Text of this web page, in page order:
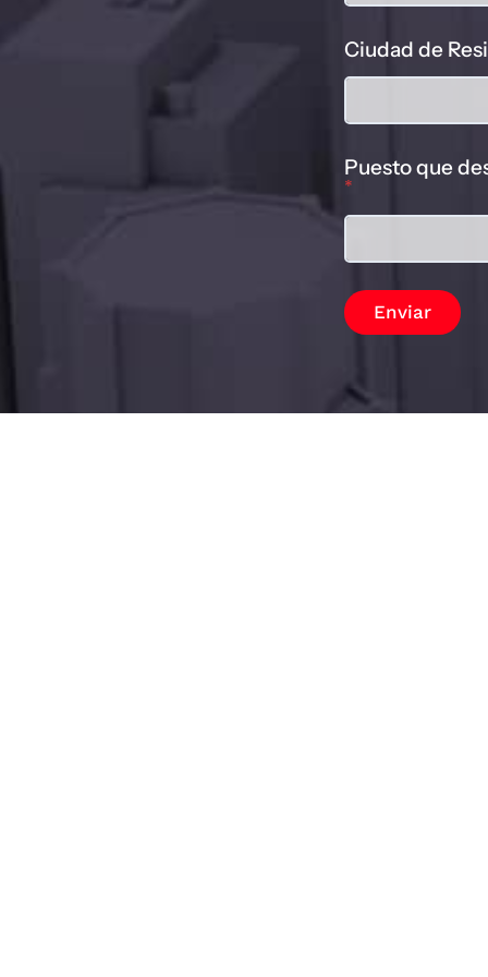
q
e
Ciudad de
Puesto que
*
Enviar